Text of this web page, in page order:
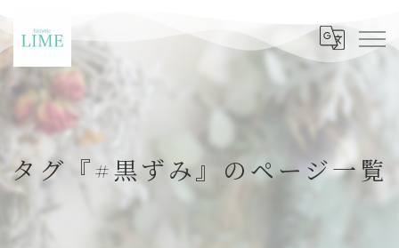
タグ『#黒ずみ』のページ一覧